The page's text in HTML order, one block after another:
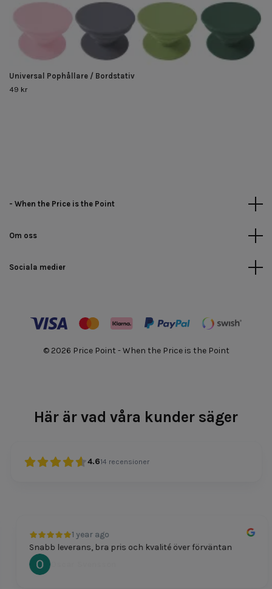
Universal Pophållare / Bordstativ
49 kr
- When the Price is the Point
Om oss
Sociala medier
© 2026 Price Point - When the Price is the Point
Här är vad våra kunder säger
4.614 recensioner
1 year ago
Snabb leverans, bra pris och kvalité över förväntan
Oscar Svensson